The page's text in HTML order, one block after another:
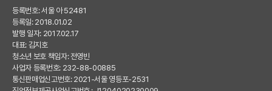
등록번호: 서울 아 52481
등록일: 2018.01.02
발행 일자: 2017.02.17
대표: 김지호
청소년 보호 책임자: 전영빈
사업자 등록번호: 232-88-00885
통신판매업신고번호: 2021-서울 영등포-2531